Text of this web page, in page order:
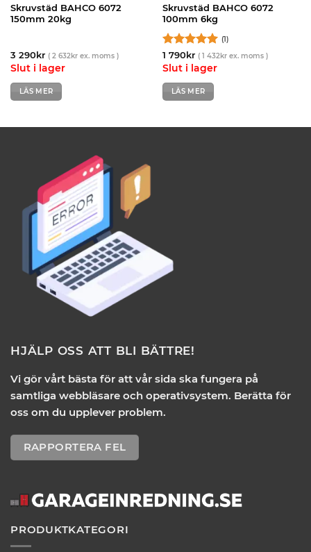
Skruvstäd BAHCO 6072
150mm 20kg
3 290kr ( 2 632krex. moms )
Slut i lager
LÄS MER
Skruvstäd BAHCO 6072
100mm 6kg
Betygsatt5
av 5
(1)
1 790kr ( 1 432krex. moms )
Slut i lager
LÄS MER
HJÄLP OSS ATT BLI BÄTTRE!
Vi gör vårt bästa för att vår sida ska fungera på
samtliga webbläsare och operativsystem. Berätta för
oss om du upplever problem.
RAPPORTERA FEL
PRODUKTKATEGORI